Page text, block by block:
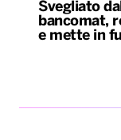
Svegliato
bancomat,
e mette in